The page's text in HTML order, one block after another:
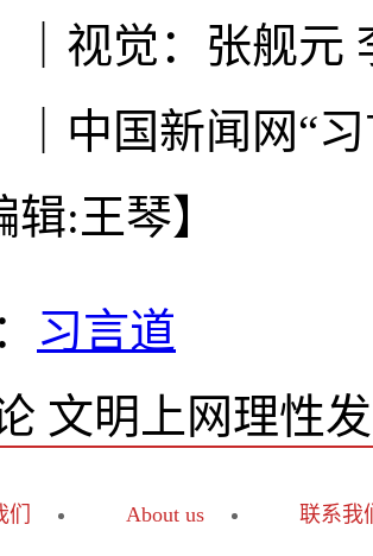
觉：张舰元
国新闻网“习
辑:王琴】
习言道
文明上网理性
们 About us 联系我